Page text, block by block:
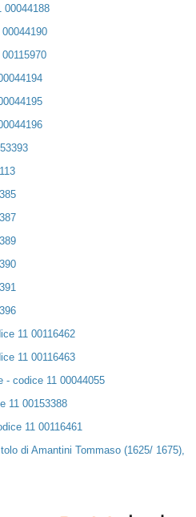
00044188
11 00116462
11 00116463
- codice 11 00044055
11 00153388
11 00116461
di Amantini Tommaso (1625/ 1675),